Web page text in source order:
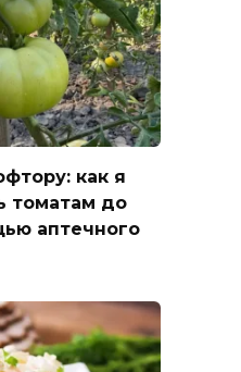
как я
томатам до
аптечного